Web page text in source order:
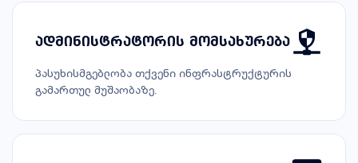
ადმინისტრატორის მომსახურება
პასუხისმგებლობა თქვენი ინფრასტრუქტურის
გამართულ მუშაობაზე.